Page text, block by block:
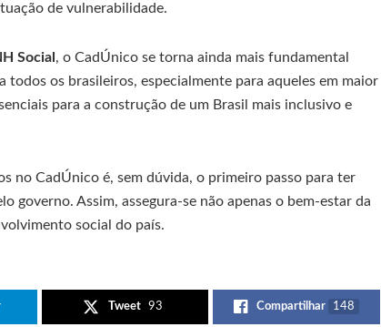
de vulnerabilidade.
Social , o CadÚnico se torna ainda mais fundamental
os brasileiros, especialmente para aqueles em maior
para a construção de um Brasil mais inclusivo e
no CadÚnico é, sem dúvida, o primeiro passo para ter
governo. Assim, assegura-se não apenas o bem-estar da
social do país.
Tweet 93 Compartilhar 148